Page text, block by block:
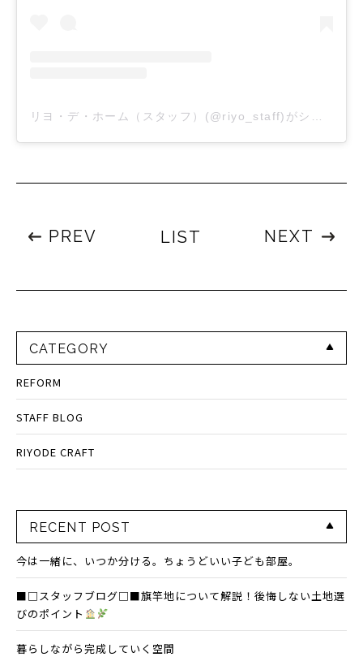
PREV LIST NEXT
CATEGORY
REFORM
STAFF BLOG
RIYODE CRAFT
RECENT POST
今は一緒に、いつか分ける。ちょうどいい子ども部屋。
■□スタッフブログ□■旗竿地について解説！後悔しない土地選
びのポイント
暮らしながら完成していく空間